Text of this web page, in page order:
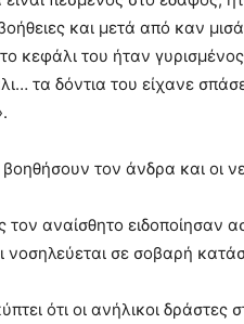
και μετά από καν
κεφάλι του ήταν
τα δόντια του είχανε
τον άνδρα και οι
τον αναίσθητο
νοσηλεύεται σε σοβαρή
ότι οι ανήλικοι δράστες